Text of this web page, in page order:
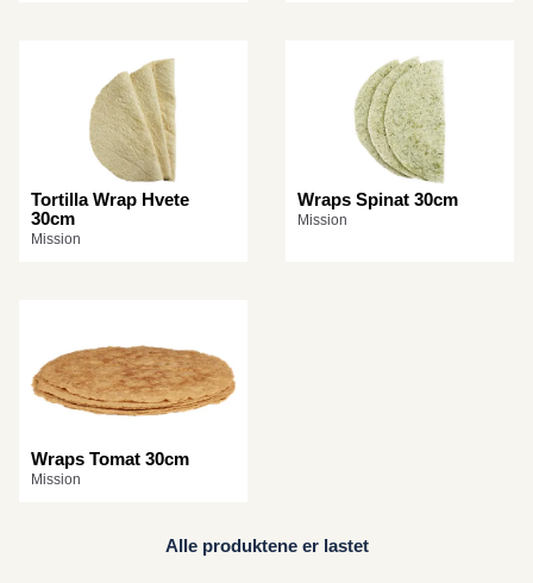
Tortilla Wrap Hvete
30cm
Mission
Wraps Spinat 30cm
Mission
Wraps Tomat 30cm
Mission
Alle produktene er lastet